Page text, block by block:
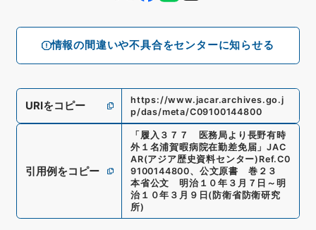
情報の間違いや不具合をセンターに知らせる
URIをコピー
https://www.jacar.archives.go.j
p/das/meta/C09100144800
引用例をコピー
「 履入３７７ 医務局より長野有時
外１名浦賀暇病院在勤差免届 」JAC
AR(アジア歴史資料センター) Ref.C0
9100144800、 公文原書 巻２３
本省公文 明治１０年３月７日～明
治１０年３月９日 ( 防衛省防衛研究
所)